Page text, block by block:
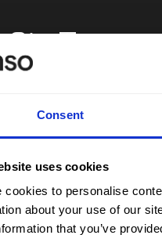
Consent
uses cookies
cookies to personalise
about your use of our
that you’ve
Tanso